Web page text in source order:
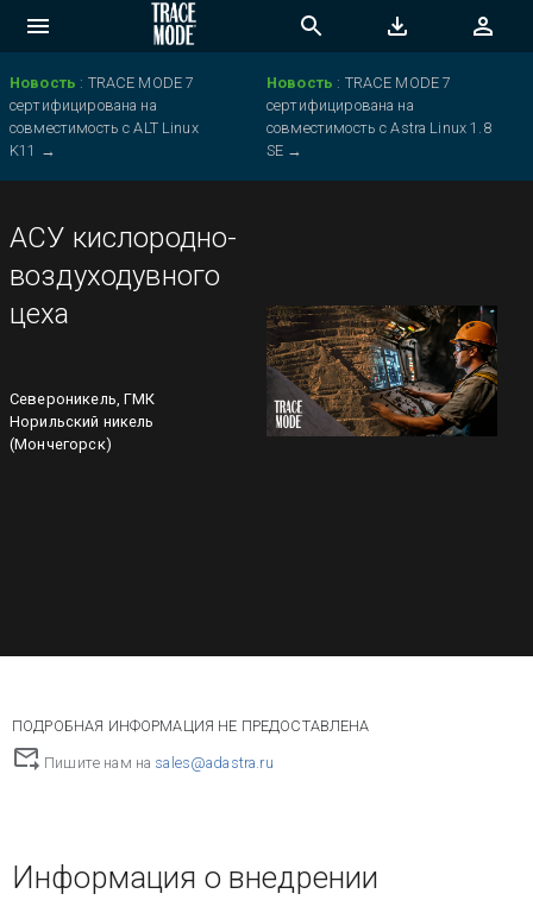
Новость : TRACE MODE 7
сертифицирована на
совместимость с ALT Linux
K11 →
Новость : TRACE MODE 7
сертифицирована на
совместимость с Astra Linux 1.8
SE →
АСУ кислородно-
воздуходувного
цеха
Североникель, ГМК
Норильский никель
(Мончегорск)
ПОДРОБНАЯ ИНФОРМАЦИЯ НЕ ПРЕДОСТАВЛЕНА
Пишите нам на sales@adastra.ru
Информация о внедрении